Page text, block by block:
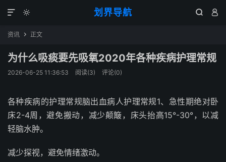
划界导航
  

资讯  正文
为什么吸痰要先吸氧2020年各种疾病护理常规
2026-06-25 11:36:53 阅读(3) 评论(0)
各种疾病的护理常规脑出血病人护理常规1、急性期绝对卧
床2-4周，避免搬动，减少颠簸，床头抬高15°-30°，以减
轻脑水肿。
减少探视，避免情绪激动。